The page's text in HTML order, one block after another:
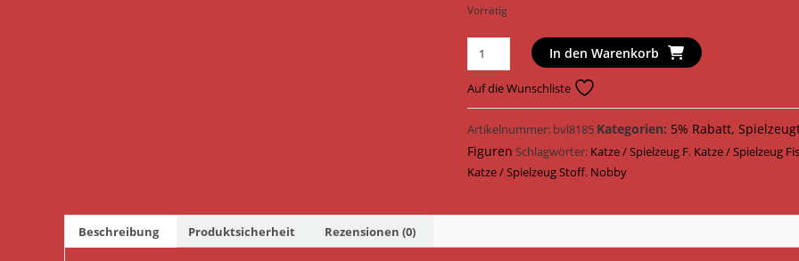
Vorrätig
Nobby
Katzenspielzeug
Fisch
Stoff
13
cm
80246
In den Warenkorb
Auf die Wunschliste
Artikelnummer: bvl8185 Kategorien: 5% Rabatt,
Figuren Schlagwörter: Katze / Spielzeug F, Katze / Spielzeug
Katze / Spielzeug Stoff, Nobby
Beschreibung Produktsicherheit Rezensionen (0)